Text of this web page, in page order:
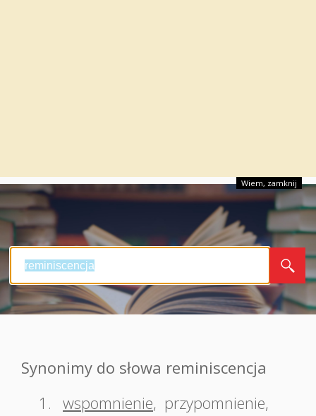
Wiem, zamknij
Synonimy do słowa reminiscencja
1. wspomnienie, przypomnienie,